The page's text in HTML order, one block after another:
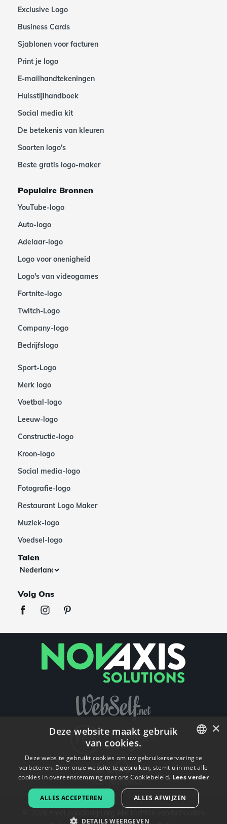
Exclusive Logo
Business Cards
Sjablonen voor facturen
Print je logo
E-mailhandtekeningen
Huisstijlhandboek
Social media kit
De betekenis van kleuren
Soorten logo's
Beste gratis logo-maker
Populaire Bronnen
YouTube-logo
Auto-logo
Adelaar-logo
Logo voor onenigheid
Logo's van videogames
Fortnite-logo
Twitch-Logo
Company-logo
Bedrijfslogo
Sport-Logo
Merk logo
Voetbal-logo
Leeuw-logo
Constructie-logo
Kroon-logo
Social media-logo
Fotografie-logo
Restaurant Logo Maker
Muziek-logo
Voedsel-logo
Talen
Volg Ons
ENGLISH
FRENCH
DUTCH
×
Deze website maakt gebruik
van cookies.
Deze website gebruikt cookies om uw gebruikerservaring te
verbeteren. Door onze website te gebruiken, stemt u in met alle
cookies in overeenstemming met ons Cookiebeleid. Lees verder
ALLES ACCEPTEREN ALLES AFWIJZEN
DETAILS WEERGEVEN